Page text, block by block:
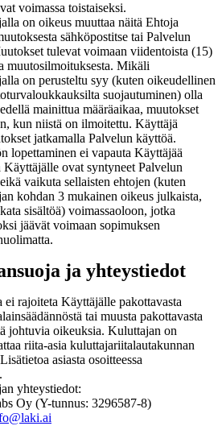
voimassa toistaiseksi.
on oikeus muuttaa näitä Ehtoja
sähköpostitse tai Palvelun
tulevat voimaan viidentoista (15)
muutosilmoituksesta. Mikäli
on perusteltu syy (kuten oikeudellinen
suojautuminen) olla
mainittua määräaikaa, muutokset
kun niistä on ilmoitettu. Käyttäjä
jatkamalla Palvelun käyttöä.
lopettaminen ei vapauta Käyttäjää
Käyttäjälle ovat syntyneet Palvelun
vaikuta sellaisten ehtojen (kuten
kohdan 3 mukainen oikeus julkaista,
sisältöä) voimassaoloon, jotka
jäävät voimaan sopimuksen
ja yhteystiedot
rajoiteta Käyttäjälle pakottavasta
tai muusta pakottavasta
johtuvia oikeuksia. Kuluttajan on
riita-asia kuluttajariitalautakunnan
asiasta osoitteessa
.
yhteystiedot:
Oy (Y-tunnus: 3296587-8)